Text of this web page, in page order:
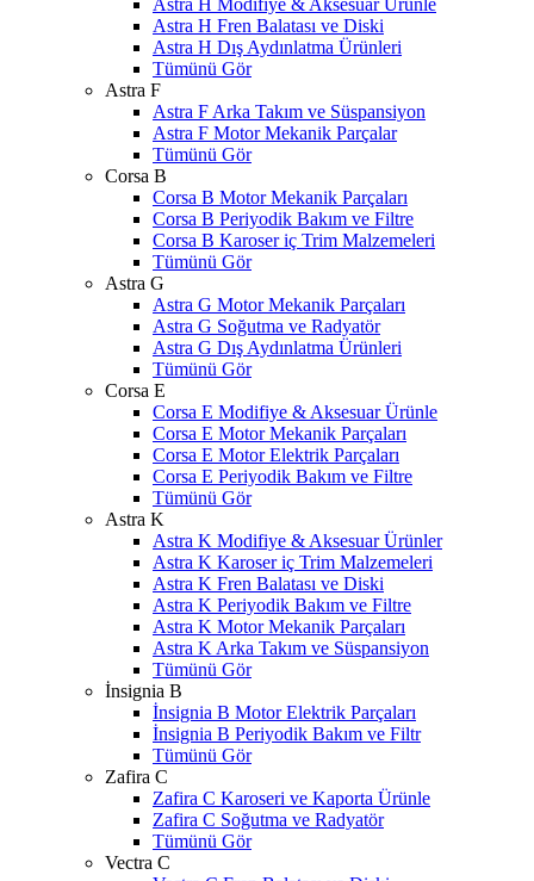
Astra H Modifiye & Aksesuar Ürünle
Astra H Fren Balatası ve Diski
Astra H Dış Aydınlatma Ürünleri
Tümünü Gör
Astra F
Astra F Arka Takım ve Süspansiyon
Astra F Motor Mekanik Parçalar
Tümünü Gör
Corsa B
Corsa B Motor Mekanik Parçaları
Corsa B Periyodik Bakım ve Filtre
Corsa B Karoser iç Trim Malzemeleri
Tümünü Gör
Astra G
Astra G Motor Mekanik Parçaları
Astra G Soğutma ve Radyatör
Astra G Dış Aydınlatma Ürünleri
Tümünü Gör
Corsa E
Corsa E Modifiye & Aksesuar Ürünle
Corsa E Motor Mekanik Parçaları
Corsa E Motor Elektrik Parçaları
Corsa E Periyodik Bakım ve Filtre
Tümünü Gör
Astra K
Astra K Modifiye & Aksesuar Ürünler
Astra K Karoser iç Trim Malzemeleri
Astra K Fren Balatası ve Diski
Astra K Periyodik Bakım ve Filtre
Astra K Motor Mekanik Parçaları
Astra K Arka Takım ve Süspansiyon
Tümünü Gör
İnsignia B
İnsignia B Motor Elektrik Parçaları
İnsignia B Periyodik Bakım ve Filtr
Tümünü Gör
Zafira C
Zafira C Karoseri ve Kaporta Ürünle
Zafira C Soğutma ve Radyatör
Tümünü Gör
Vectra C